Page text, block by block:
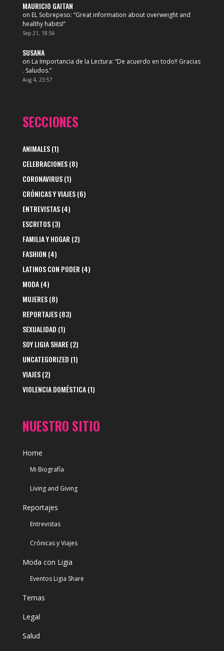
MAURICIO GAITAN
on EL Sobrepeso: “Great information about overweight and
healthy habits!”
Sep 21, 18:56
SUSANA
on La Importancia de la Lectura: “De acuerdo en todo!! Gracias
. Saludos.”
Aug 4, 23:57
SECCIONES
ANIMALES(1)
CELEBRACIONES(8)
CORONAVIRUS(1)
CRÓNICAS Y VIAJES(6)
ENTREVISTAS(4)
ESCRITOS(3)
FAMILIA Y HOGAR (2)
FASHION (4)
LATINOS CON PODER (4)
MODA(4)
MUJERES(8)
REPORTAJES(83)
SEXUALIDAD (1)
SOY LIGIA SHARE(2)
UNCATEGORIZED (1)
VIAJES(2)
VIOLENCIA DOMÉSTICA(1)
NUESTRO SITIO
Home
Mi Biografía
Living and Giving
Reportajes
Entrevistas
Crónicas y Viajes
Moda con Ligia
Eventos Ligia Share
Temas
Legal
Salud